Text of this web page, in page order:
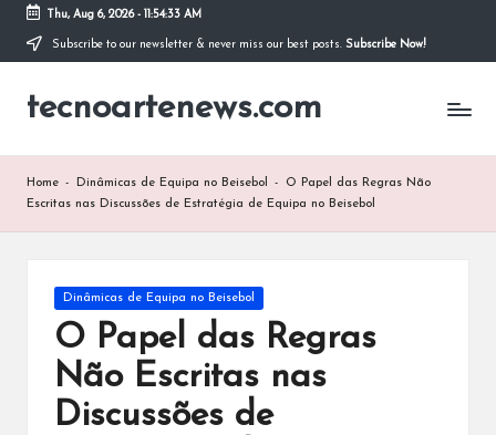
Skip
content
Thu, Aug 6, 2026- 11:54:34 AM
Subscribe to our newsletter & never miss our best posts. Subscribe Now!
tecnoartenews.com
Home - Dinâmicas de Equipa no Beisebol -
O Papel das Regras Não
Escritas nas Discussões de Estratégia de Equipa no Beisebol
Posted
Dinâmicas de Equipa no Beisebol
O Papel das Regras
Não Escritas nas
Discussões de